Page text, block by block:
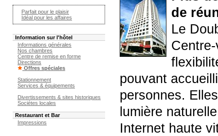
Parfait pour le plaisir
Idéal pour les affaires
Information sur l'hôtel
Informations générales
Nos chambres
Centre de remise en forme
Directions
Offres spéciales
Stationnement
Services & équipements
Divertissements & sites historiques
Sociétes locales
Restaurant et Bar
Impressions
de
Le
pouvant
personnes.
lumière
Internet haute